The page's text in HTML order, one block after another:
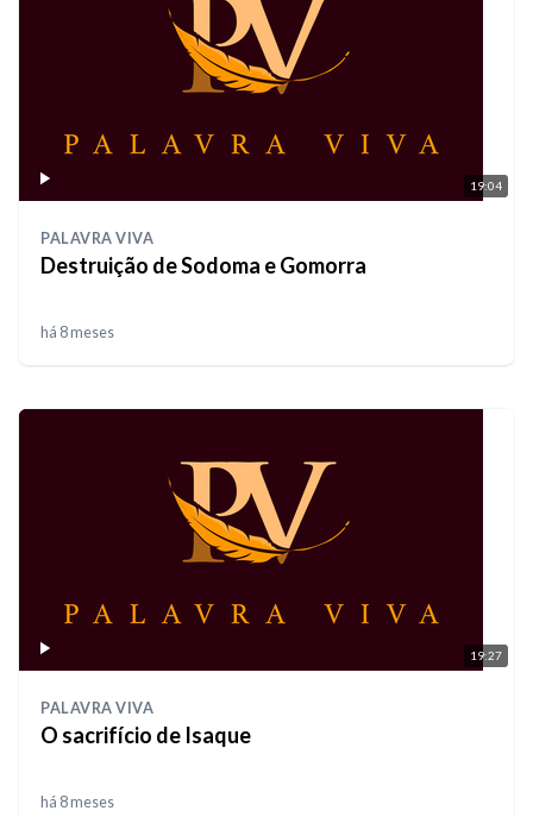
19:04
PALAVRA VIVA
Destruição de Sodoma e Gomorra
há 8 meses
19:27
PALAVRA VIVA
O sacrifício de Isaque
há 8 meses